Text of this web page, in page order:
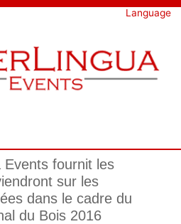
Language
fournit les
sur les
dans le cadre du
du Bois 2016